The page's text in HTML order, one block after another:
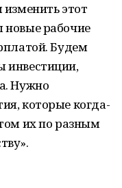
этот
рабочие
Будем
инвестиции,
Нужно
которые когда-
их по разным